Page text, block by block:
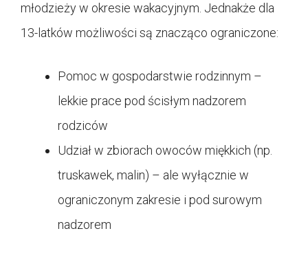
młodzieży w okresie wakacyjnym. Jednakże dla
13-latków możliwości są znacząco ograniczone:
Pomoc w gospodarstwie rodzinnym –
lekkie prace pod ścisłym nadzorem
rodziców
Udział w zbiorach owoców miękkich (np.
truskawek, malin) – ale wyłącznie w
ograniczonym zakresie i pod surowym
nadzorem